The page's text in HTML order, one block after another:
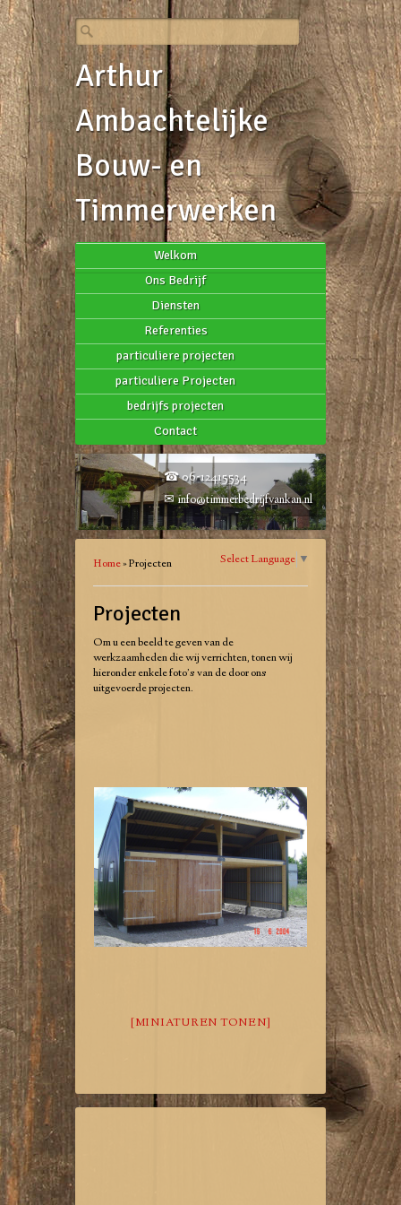
Arthur
Ambachtelijke
Bouw- en
Timmerwerken
Welkom
Ons Bedrijf
Diensten
Referenties
particuliere projecten
particuliere Projecten
bedrijfs projecten
Contact
☎ 06-12415534
✉info@timmerbedrijfvankan.nl
Home»Projecten Select Language ▼
Projecten
Om u een beeld te geven van de
werkzaamheden die wij verrichten, tonen wij
hieronder enkele foto’s van de door ons
uitgevoerde projecten.
[MINIATUREN TONEN]